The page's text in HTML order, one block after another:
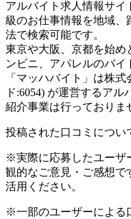
アルバイト求人情報サイ
級のお仕事情報を地域、
法で検索可能です。
東京や大阪、京都を始め
ンビニ、アパレルのバイ
「マッハバイト」は株
ド:6054) が運営するア
紹介事業は行っておりま
投稿された口コミについ
※実際に応募したユーザ
観的なご意見・ご感想で
活用ください。
※一部のユーザーによる